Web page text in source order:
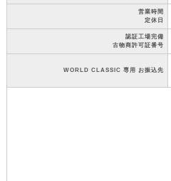
営業時間
定休日
認証工場完備
古物商許可証番号
WORLD CLASSIC 専用 お振込先